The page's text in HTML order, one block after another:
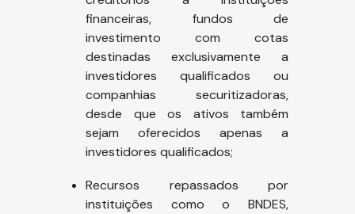
financeiras, fundos de
investimento com cotas
destinadas exclusivamente a
investidores qualificados ou
companhias securitizadoras,
desde que os ativos também
sejam oferecidos apenas a
investidores qualificados;
Recursos repassados por
instituições como o BNDES,